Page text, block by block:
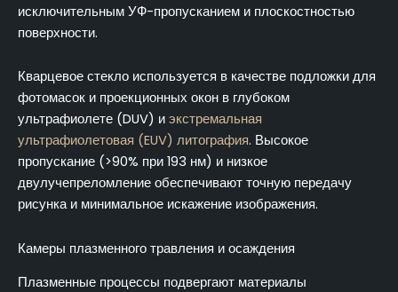
исключительным УФ-пропусканием и плоскостностью
поверхности.
Кварцевое стекло используется в качестве подложки для
фотомасок и проекционных окон в глубоком
ультрафиолете (DUV) и экстремальная
ультрафиолетовая (EUV) литография. Высокое
пропускание (>90% при 193 нм) и низкое
двулучепреломление обеспечивают точную передачу
рисунка и минимальное искажение изображения.
Камеры плазменного травления и осаждения
Плазменные процессы подвергают материалы